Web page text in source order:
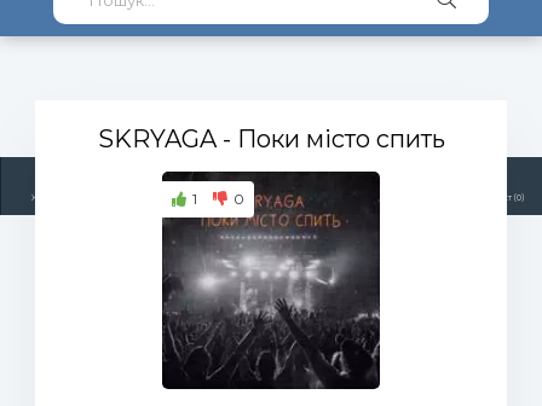
Жанри Топ 100 Тренди Плейлист (0)
SKRYAGA- Поки місто спить
1 0